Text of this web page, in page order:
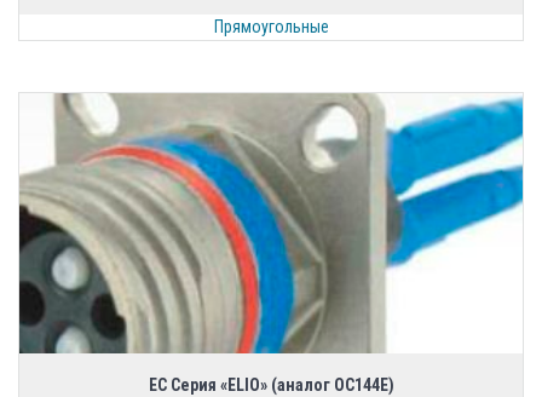
Прямоугольные
EC Серия «ELIO» (аналог ОС144Е)